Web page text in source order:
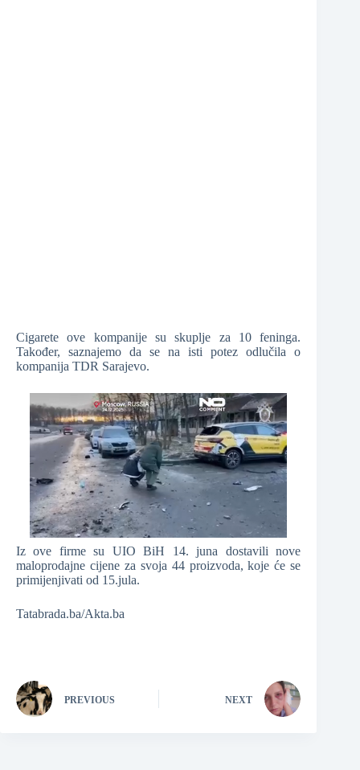
Cigarete ove kompanije su skuplje za 10 feninga.
Također, saznajemo da se na isti potez odlučila o
kompanija TDR Sarajevo.
Iz ove firme su UIO BiH 14. juna dostavili nove
maloprodajne cijene za svoja 44 proizvoda, koje će se
primijenjivati od 15.jula.
Tatabrada.ba/Akta.ba
PREVIOUS NEXT